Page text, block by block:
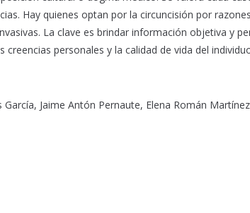
Hay quienes optan por la circuncisión por razones
La clave es brindar información objetiva y
personales y la calidad de vida del
Jaime Antón Pernaute, Elena Román